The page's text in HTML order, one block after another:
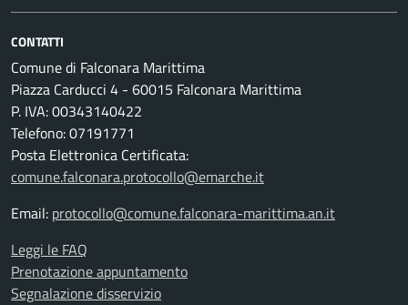
CONTATTI
Comune di Falconara Marittima
Piazza Carducci 4 - 60015 Falconara Marittima
P. IVA: 00343140422
Telefono: 07191771
Posta Elettronica Certificata:
comune.falconara.protocollo@emarche.it
Email: protocollo@comune.falconara-marittima.an.it
Leggi le FAQ
Prenotazione appuntamento
Segnalazione disservizio